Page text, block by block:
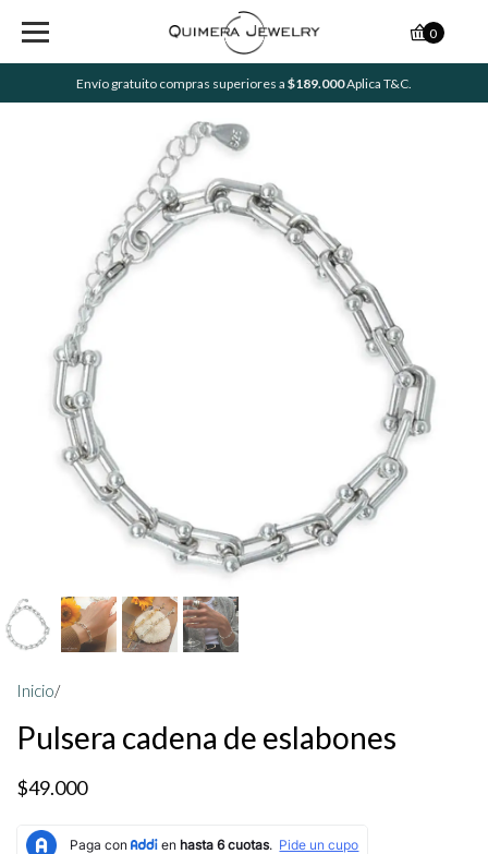
Envío gratuito compras superiores a $189.000Aplica T&C.
0
Inicio/
Pulsera cadena de eslabones
$49.000